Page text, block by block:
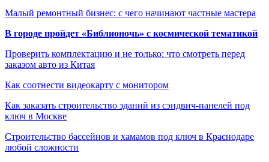
Малый ремонтный бизнес: с чего начинают частные мастера
В городе пройдет «Библионочь» с космической тематикой
Проверить комплектацию и не только: что смотреть перед
заказом авто из Китая
Как соотнести видеокарту с монитором
Как заказать строительство зданий из сэндвич-панелей под
ключ в Москве
Строительство бассейнов и хамамов под ключ в Краснодаре
любой сложности